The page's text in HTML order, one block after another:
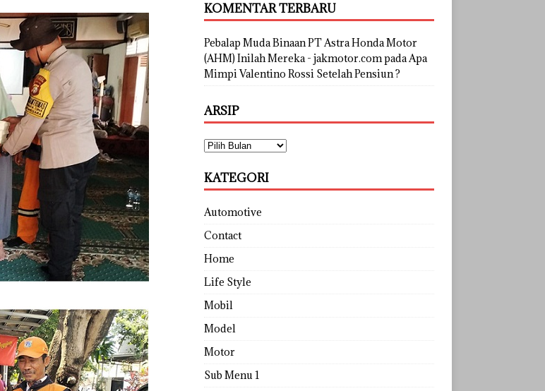
KOMENTAR TERBARU
Pebalap Muda Binaan PT Astra Honda Motor
(AHM) Inilah Mereka - jakmotor.compadaApa
Mimpi Valentino Rossi Setelah Pensiun ?
ARSIP
KATEGORI
Automotive
Contact
Home
Life Style
Mobil
Model
Motor
Sub Menu 1